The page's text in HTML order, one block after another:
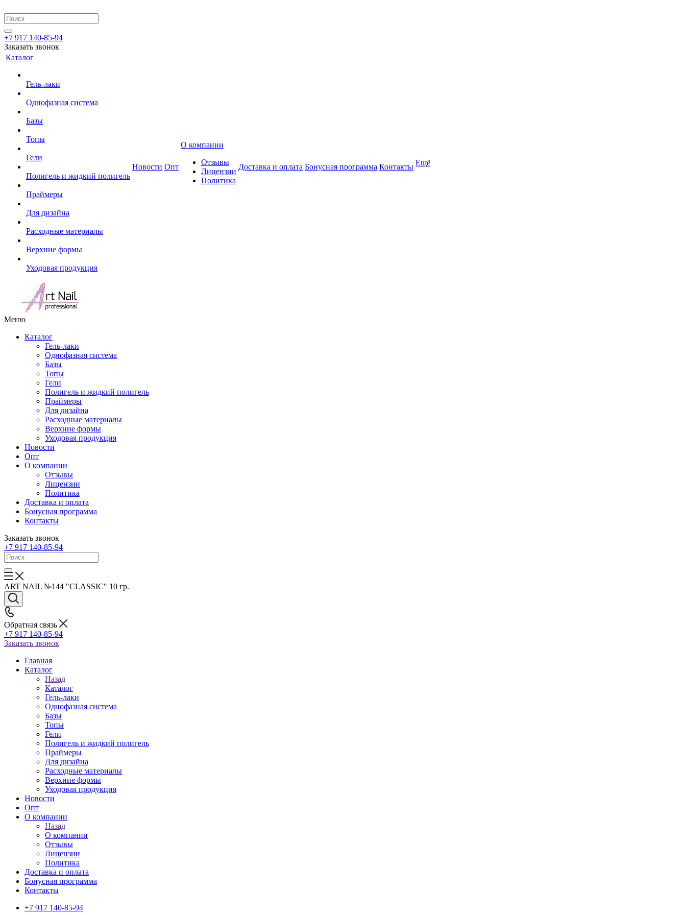
+7 917 140-85-94
Заказать звонок
Каталог
Гель-лаки
Однофазная система
Базы
Топы
Гели
Полигель и жидкий полигель
Праймеры
Для дизайна
Расходные материалы
Верхние формы
Уходовая продукция
Новости Опт
О компании
Отзывы
Лицензии
Политика
Доставка и оплата Бонусная программа Контакты Ещё
Меню
Каталог
Гель-лаки
Однофазная система
Базы
Топы
Гели
Полигель и жидкий полигель
Праймеры
Для дизайна
Расходные материалы
Верхние формы
Уходовая продукция
Новости
Опт
О компании
Отзывы
Лицензии
Политика
Доставка и оплата
Бонусная программа
Контакты
Заказать звонок
+7 917 140-85-94
ART NAIL №144 "CLASSIC" 10 гр.
Обратная связь
+7 917 140-85-94
Заказать звонок
Главная
Каталог
Назад
Каталог
Гель-лаки
Однофазная система
Базы
Топы
Гели
Полигель и жидкий полигель
Праймеры
Для дизайна
Расходные материалы
Верхние формы
Уходовая продукция
Новости
Опт
О компании
Назад
О компании
Отзывы
Лицензии
Политика
Доставка и оплата
Бонусная программа
Контакты
+7 917 140-85-94